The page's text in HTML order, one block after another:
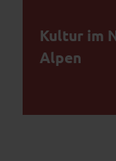
Kultur im
Alpen